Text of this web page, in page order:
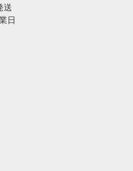
送
日